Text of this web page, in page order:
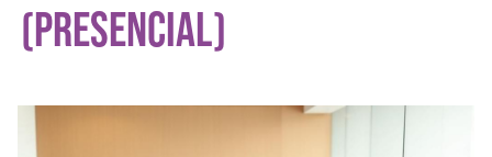
(PRESENCIAL)
Imagen del curso